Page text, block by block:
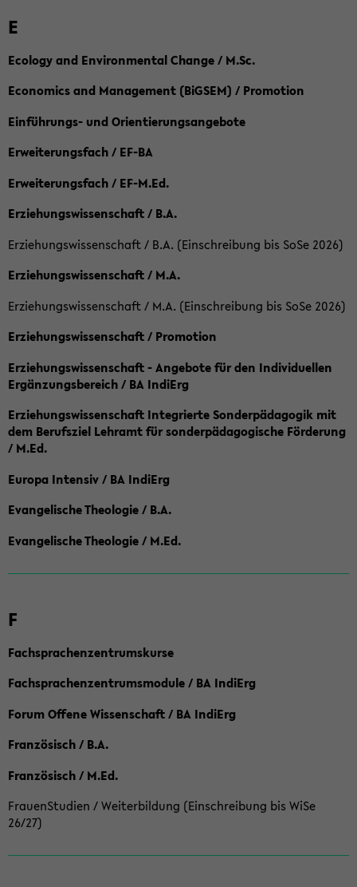
E
Ecology and Environmental Change / M.Sc.
Economics and Management (BiGSEM) / Promotion
Einführungs- und Orientierungsangebote
Erweiterungsfach / EF-BA
Erweiterungsfach / EF-M.Ed.
Erziehungswissenschaft / B.A.
Erziehungswissenschaft / B.A. (Einschreibung bis SoSe 2026)
Erziehungswissenschaft / M.A.
Erziehungswissenschaft / M.A. (Einschreibung bis SoSe 2026)
Erziehungswissenschaft / Promotion
Erziehungswissenschaft - Angebote für den Individuellen
Ergänzungsbereich / BA IndiErg
Erziehungswissenschaft Integrierte Sonderpädagogik mit
dem Berufsziel Lehramt für sonderpädagogische Förderung
/ M.Ed.
Europa Intensiv / BA IndiErg
Evangelische Theologie / B.A.
Evangelische Theologie / M.Ed.
F
Fachsprachenzentrumskurse
Fachsprachenzentrumsmodule / BA IndiErg
Forum Offene Wissenschaft / BA IndiErg
Französisch / B.A.
Französisch / M.Ed.
FrauenStudien / Weiterbildung (Einschreibung bis WiSe
26/27)